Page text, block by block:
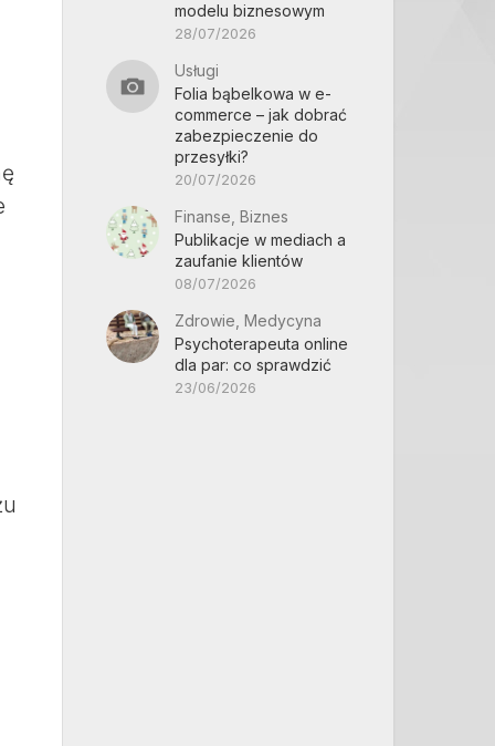
modelu biznesowym
28/07/2026
Usługi
Folia bąbelkowa w e-
commerce – jak dobrać
zabezpieczenie do
przesyłki?
20/07/2026
Finanse, Biznes
Publikacje w mediach a
zaufanie klientów
08/07/2026
Zdrowie, Medycyna
Psychoterapeuta online
dla par: co sprawdzić
23/06/2026